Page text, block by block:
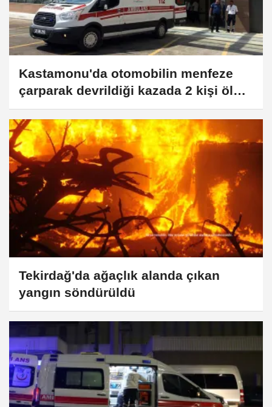
Kastamonu'da otomobilin menfeze
çarparak devrildiği kazada 2 kişi öldü,
4 kişi yaralandı
Tekirdağ'da ağaçlık alanda çıkan
yangın söndürüldü